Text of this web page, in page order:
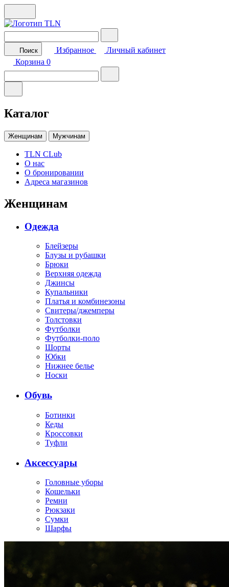
Поиск Избранное
Личный кабинет
Корзина 0
Каталог
Женщинам Мужчинам
TLN CLub
О нас
О бронировании
Адреса магазинов
Женщинам
Одежда
Блейзеры
Блузы и рубашки
Брюки
Верхняя одежда
Джинсы
Купальники
Платья и комбинезоны
Свитеры/джемперы
Толстовки
Футболки
Футболки-поло
Шорты
Юбки
Нижнее белье
Носки
Обувь
Ботинки
Кеды
Кроссовки
Туфли
Аксессуары
Головные уборы
Кошельки
Ремни
Рюкзаки
Сумки
Шарфы